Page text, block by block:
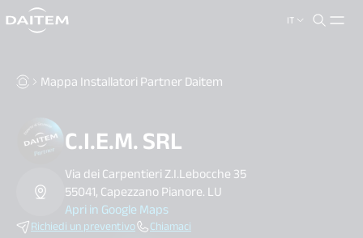
IT
search.label
Mappa Installatori Partner Daitem
C.I.E.M. SRL
Via dei Carpentieri Z.I.Lebocche 35
55041, Capezzano Pianore. LU
Apri in Google Maps
Richiedi un preventivo Chiamaci